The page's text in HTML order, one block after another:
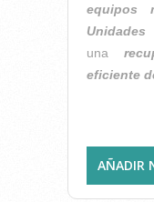
equipos
una
eficiente
AÑADIR